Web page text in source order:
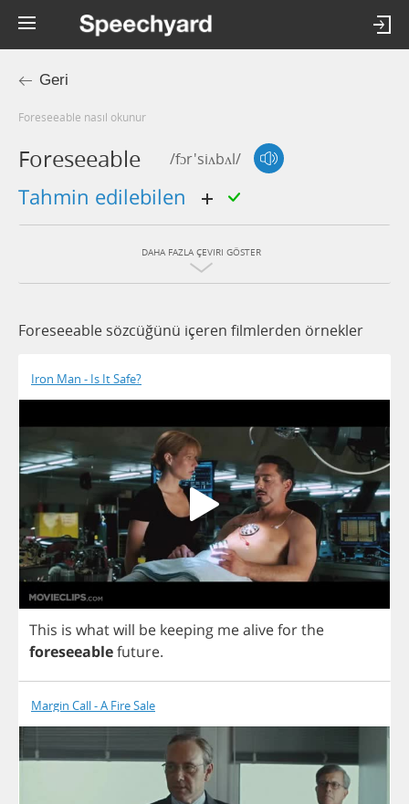
Geri
foreseeable nasıl okunur
Foreseeable /fɔr'siʌbʌl/
tahmin edilebilen
DAHA FAZLA ÇEVIRI GÖSTER
Foreseeable sözcüğünü içeren filmlerden örnekler
Iron Man - Is It Safe?
This is whatwill be keeping mealiveforthe
foreseeablefuture.
Margin Call - A Fire Sale